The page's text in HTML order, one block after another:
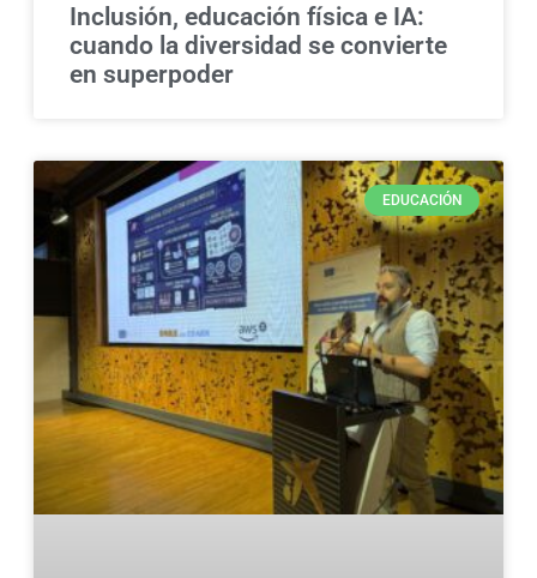
Inclusión, educación física e IA:
cuando la diversidad se convierte
en superpoder
EDUCACIÓN